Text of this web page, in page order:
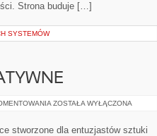
Strona buduje […]
SYSTEMÓW
WYZWANIA
KREATYWNE
ZOSTAŁA WYŁĄCZONA
stworzone dla entuzjastów sztuki